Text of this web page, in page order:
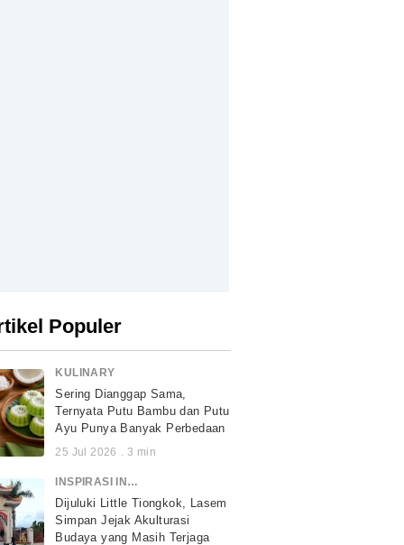
Populer
KULINARY
Sering Dianggap Sama,
Ternyata Putu Bambu dan Putu
Ayu Punya Banyak Perbedaan
25 Jul 2026 . 3 min
INSPIRASI INDONESIA
Dijuluki Little Tiongkok, Lasem
Simpan Jejak Akulturasi
Budaya yang Masih Terjaga